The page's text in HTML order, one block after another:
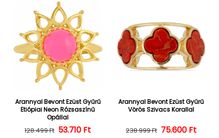
Arannyal Bevont Ezüst Gyűrű
Etiópiai Neon Rózsaszínű
Opállal
Normál ár
128.499 Ft Kedvezményes ár
53.710 Ft
Arannyal Bevont Ezüst Gyűrű
Vörös Szivacs Korallal
Normál ár
238.999 Ft 75.600 Ft